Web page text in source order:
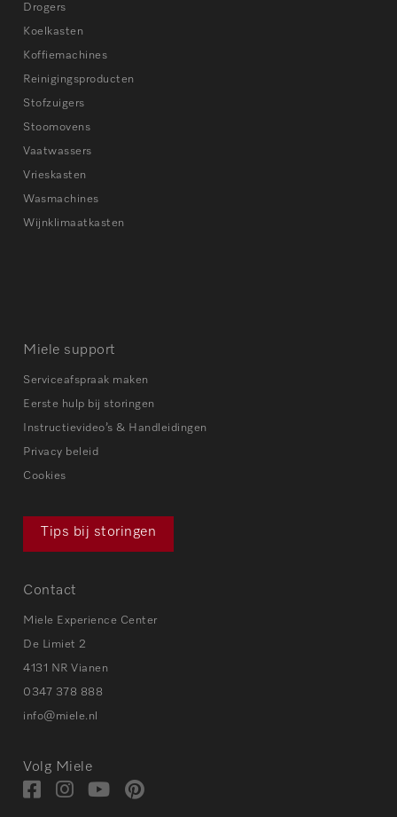
Drogers
Koelkasten
Koffiemachines
Reinigingsproducten
Stofzuigers
Stoomovens
Vaatwassers
Vrieskasten
Wasmachines
Wijnklimaatkasten
Miele support
Serviceafspraak maken
Eerste hulp bij storingen
Instructievideo’s & Handleidingen
Privacy beleid
Cookies
Tips bij storingen
Contact
Miele Experience Center
De Limiet 2
4131 NR Vianen
0347 378 888
info@miele.nl
Volg Miele
Bezoek
BezoekBezoek
Visit